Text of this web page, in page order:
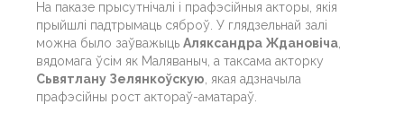
На паказе прысутнічалі і прафэсійныя акторы, якія
прыйшлі падтрымаць сяброў. У глядзельнай залі
можна было заўважыць Аляксандра Ждановіча
вядомага ўсім як Маляваныч, а таксама акторку
Сьвятлану Зелянкоўскую , якая адзначыла
прафэсійны рост актораў-аматараў.